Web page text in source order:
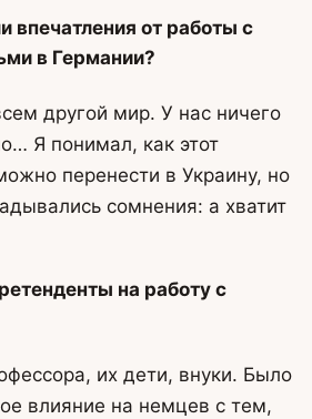
впечатления от работы с
в Германии?
другой мир. У нас ничего
Я понимал, как этот
перенести в Украину, но
сомнения: а хватит
на работу с
их дети, внуки. Было
влияние на немцев с тем,